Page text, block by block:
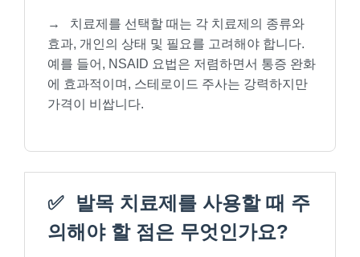
→
치료제를 선택할 때는 각 치료제의 종류와
효과, 개인의 상태 및 필요를 고려해야 합니다.
예를 들어, NSAID 요법은 저렴하면서 통증 완화
에 효과적이며, 스테로이드 주사는 강력하지만
가격이 비쌉니다.
✅
발목 치료제를 사용할 때 주
의해야 할 점은 무엇인가요?